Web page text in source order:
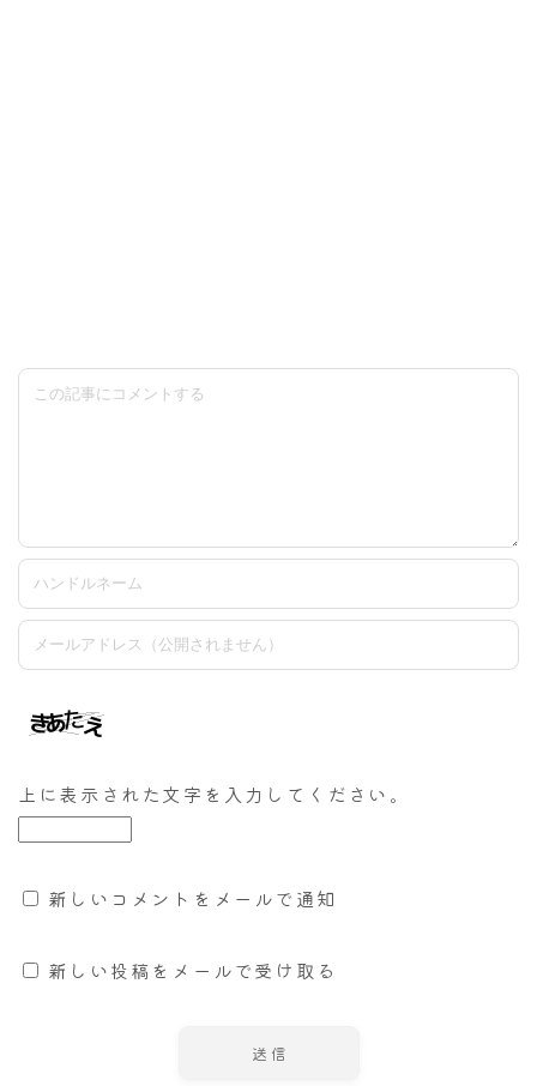
上に表示された文字を入力してください。
新しいコメントをメールで通知
新しい投稿をメールで受け取る